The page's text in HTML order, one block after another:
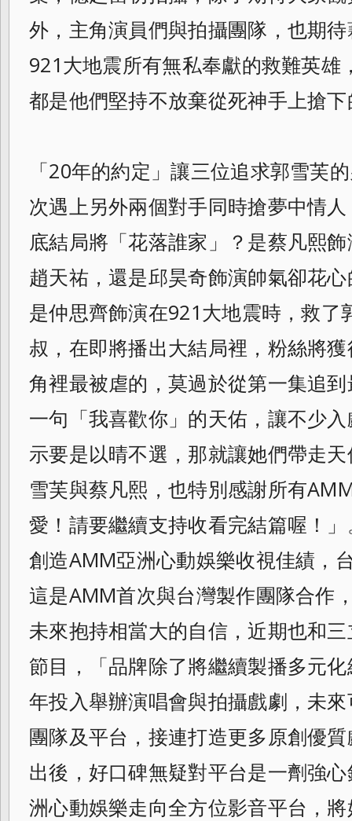
外，主角演員們與拍攝團隊， 也期
921大地震所有無私奉獻的救難英雄
都是他們堅持不放棄從死神手上搶
「20年的約定」讓三位追求郭雪芙
次遇上另外兩個對手同時搶夢中情
底結局將「花落誰家」？ 是蔡凡熙
趙天祐，還是邱昊奇飾演帥氣卻花
是仲思齊飾演在921大地震時，救了
叔，在即將播出大結局裡， 粉絲將
角裡最被虐的，莫過於從第一集追
一句「我喜歡你」 的天佑，讓不少
示要是以晴不選， 那就讓她們帶走
雪芙與蔡凡熙，也特別感謝所有
愛！ 請要繼續支持收看完結篇喔！
創造AMM亞洲心動娛樂收視佳績，
這是AMM首次與台灣製作團隊合作
未來抱持相當大的自信，近期也和
節目，「品牌除了將繼續製播多元
年投入舉辦演唱會與拍攝戲劇，未
團隊及平台， 接連打造更多原創優
出後， 好口碑無疑對平台是一劑強
洲心動娛樂走向全方位影音平台，